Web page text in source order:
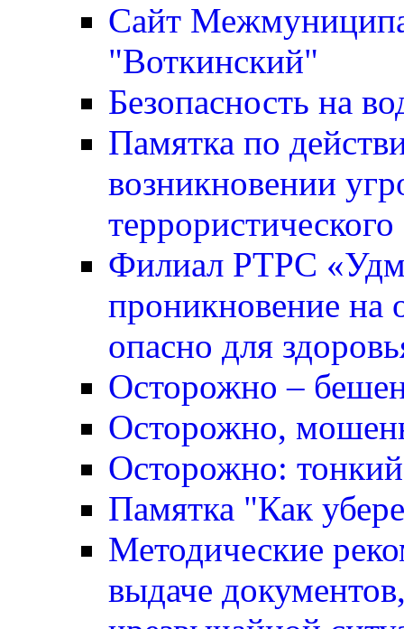
Сайт
"Воткинский"
Безопасность на
Памятка по
возникновении
террористического
Филиал РТРС
проникновение на
опасно для
Осторожно –
Осторожно,
Осторожно:
Памятка "Как
Методические
выдаче